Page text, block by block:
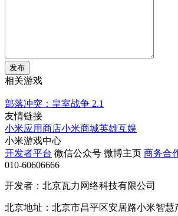
发布
相关游戏
部落冲突：皇室战争 2.1
友情链接
小米应用商店小米商城英雄互娱
小米游戏中心
开发者平台 微信公众号 微博主页 商务合
010-60606666
开发者：北京瓦力网络科技有限公司
北京地址：北京市昌平区安居路小米智慧